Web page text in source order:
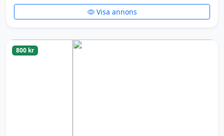
Visa annons
800 kr